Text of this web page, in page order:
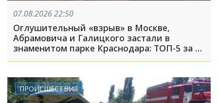
07.08.2026 22:50
Оглушительный «взрыв» в Москве,
Абрамовича и Галицкого застали в
знаменитом парке Краснодара: ТОП-5 за 7
ПРОИСШЕСТВИЯ